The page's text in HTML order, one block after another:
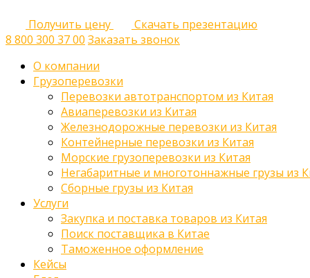
Получить цену
Скачать презентацию
8 800 300 37 00 Заказать звонок
О компании
Грузоперевозки
Перевозки автотранспортом из Китая
Авиаперевозки из Китая
Железнодорожные перевозки из Китая
Контейнерные перевозки из Китая
Морские грузоперевозки из Китая
Негабаритные и многотоннажные грузы из
Сборные грузы из Китая
Услуги
Закупка и поставка товаров из Китая
Поиск поставщика в Китае
Таможенное оформление
Кейсы